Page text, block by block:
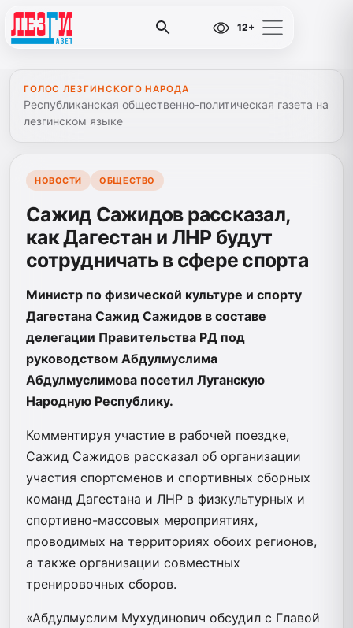
12+
ГОЛОС ЛЕЗГИНСКОГО НАРОДА
Республиканская общественно-политическая газета на
лезгинском языке
НОВОСТИ ОБЩЕСТВО
Сажид Сажидов рассказал,
как Дагестан и ЛНР будут
сотрудничать в сфере спорта
Министр по физической культуре и спорту
Дагестана Сажид Сажидов в составе
делегации Правительства РД под
руководством Абдулмуслима
Абдулмуслимова посетил Луганскую
Народную Республику.
Комментируя участие в рабочей поездке,
Сажид Сажидов рассказал об организации
участия спортсменов и спортивных сборных
команд Дагестана и ЛНР в физкультурных и
спортивно-массовых мероприятиях,
проводимых на территориях обоих регионов,
а также организации совместных
тренировочных сборов.
«Абдулмуслим Мухудинович обсудил с Главой